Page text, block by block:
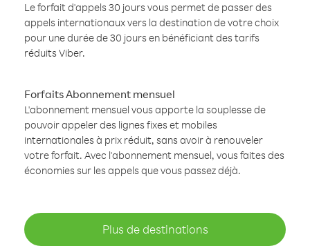
Le forfait d'appels 30 jours vous permet de passer des
appels internationaux vers la destination de votre choix
pour une durée de 30 jours en bénéficiant des tarifs
réduits Viber.
Forfaits Abonnement mensuel
L'abonnement mensuel vous apporte la souplesse de
pouvoir appeler des lignes fixes et mobiles
internationales à prix réduit, sans avoir à renouveler
votre forfait. Avec l'abonnement mensuel, vous faites des
économies sur les appels que vous passez déjà.
Plus de destinations